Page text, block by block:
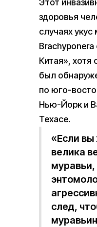
Этот
здоровья
случаях
Китая», хотя
был
по юго-
Нью-Йорк и
Техасе.
«Если
велика
след,